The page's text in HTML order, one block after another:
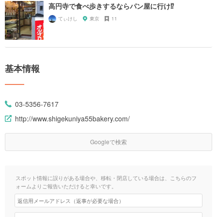
高円寺で食べ歩きするならパン屋に行け⁉︎
てぃけし 東京 11
基本情報
03-5356-7617
http://www.shigekuniya55bakery.com/
Googleで検索
スポット情報に誤りがある場合や、移転・閉店している場合は、こちらのフ
ォームよりご報告いただけると幸いです。